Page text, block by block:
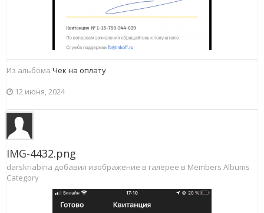
Из альбома Чек на оплату
12 июня, 2024
IMG-4432.png
darskriabina добавил изображение в галерее в Members Albums
Category